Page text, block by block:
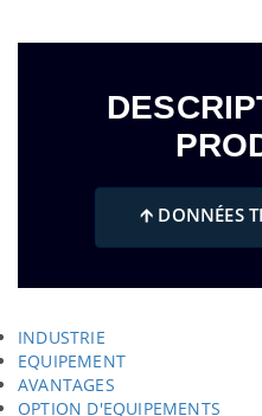
🡩 DONNÉES
INDUSTRIE
EQUIPEMENT
AVANTAGES
OPTION D'EQUIPEMENTS